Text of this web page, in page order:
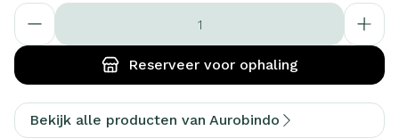
Aantal
Reserveervoor ophaling
Bekijk alle producten van Aurobindo